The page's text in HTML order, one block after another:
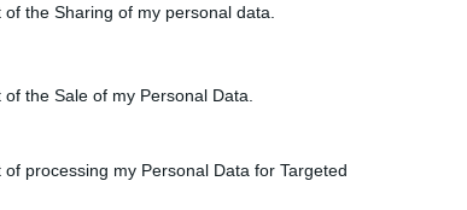
the Sharing of my personal data.
the Sale of my Personal Data.
processing my Personal Data for Targeted